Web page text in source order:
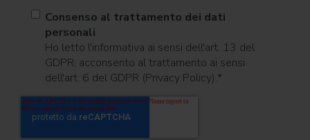
Consenso al trattamento dei dati
personali
Ho letto l'informativa ai sensi dell'art. 13 del
GDPR; acconsento al trattamento ai sensi
dell'art. 6 del GDPR (Privacy Policy).*